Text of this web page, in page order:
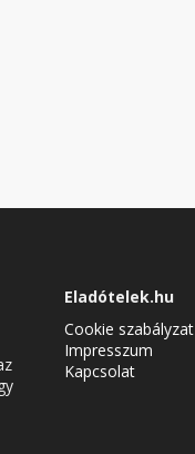
Eladótelek.hu
Cookie szabályzat
Impresszum
Kapcsolat